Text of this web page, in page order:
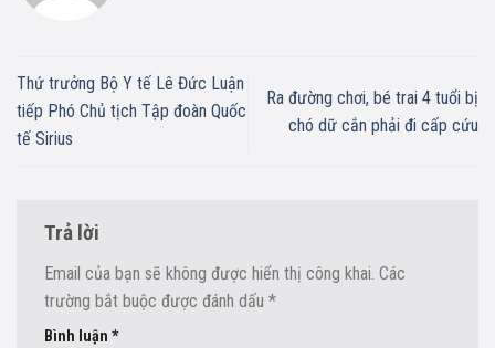
Thứ trưởng Bộ Y tế Lê Đức Luận
tiếp Phó Chủ tịch Tập đoàn Quốc
tế Sirius
Ra đường chơi, bé trai 4 tuổi bị
chó dữ cắn phải đi cấp cứu
Trả lời
Email của bạn sẽ không được hiển thị công khai. Các
trường bắt buộc được đánh dấu *
Bình luận *